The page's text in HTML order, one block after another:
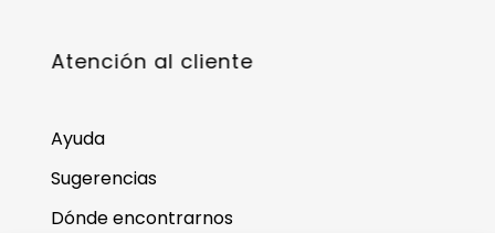
Atención al cliente
Ayuda
Sugerencias
Dónde encontrarnos